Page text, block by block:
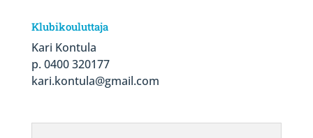
Klubikouluttaja
Kari Kontula
p. 0400 320177
kari.kontula@gmail.com